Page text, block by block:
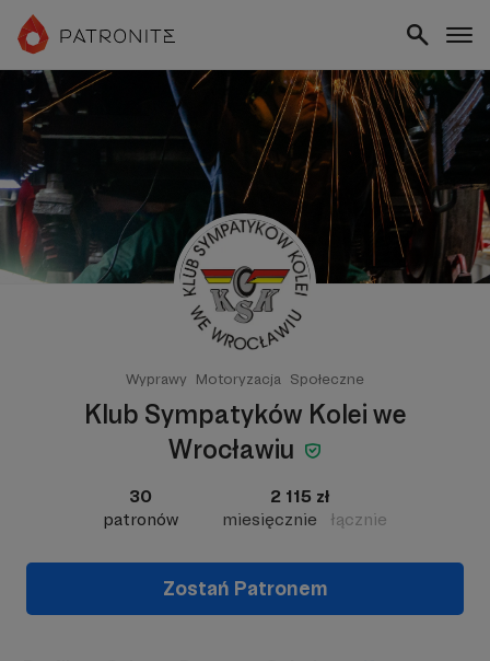
Wyprawy Motoryzacja Społeczne
Klub Sympatyków Kolei we
Wrocławiu
30
patronów
2 115 zł
miesięcznie
łącznie
Zostań Patronem